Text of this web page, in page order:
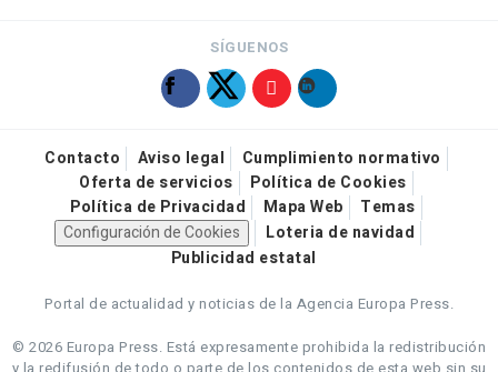
SÍGUENOS
Contacto Aviso legal
Cumplimiento normativo
Oferta de servicios
Política de Cookies
Política de Privacidad
Mapa Web
Temas
Configuración de Cookies
Loteria de navidad
Publicidad estatal
Portal de actualidad y noticias de la Agencia Europa Press.
© 2026 Europa Press. Está expresamente prohibida la redistribución